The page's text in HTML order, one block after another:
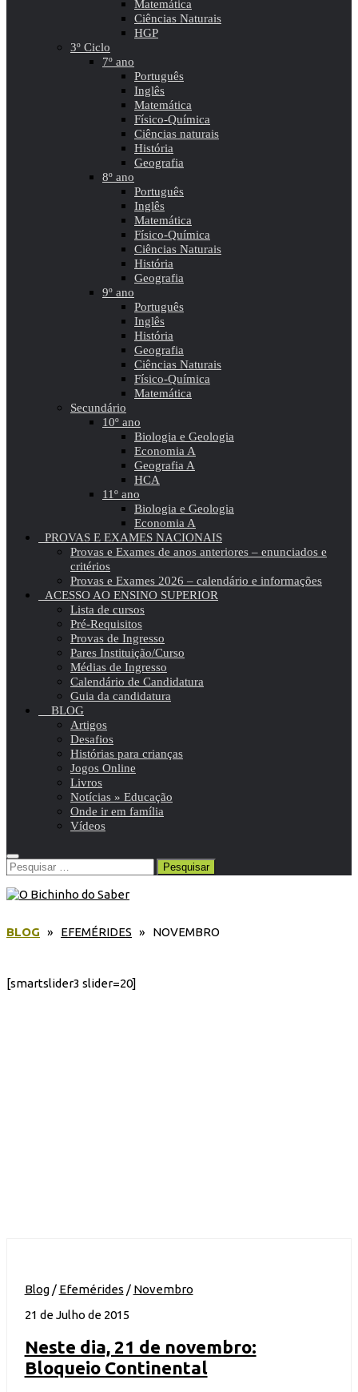
Matemática
Ciências Naturais
HGP
3º Ciclo
7º ano
Português
Inglês
Matemática
Físico-Química
Ciências naturais
História
Geografia
8º ano
Português
Inglês
Matemática
Físico-Química
Ciências Naturais
História
Geografia
9º ano
Português
Inglês
História
Geografia
Ciências Naturais
Físico-Química
Matemática
Secundário
10º ano
Biologia e Geologia
Economia A
Geografia A
HCA
11º ano
Biologia e Geologia
Economia A
PROVAS E EXAMES NACIONAIS
Provas e Exames de anos anteriores – enunciados e
critérios
Provas e Exames 2026 – calendário e informações
ACESSO AO ENSINO SUPERIOR
Lista de cursos
Pré-Requisitos
Provas de Ingresso
Pares Instituição/Curso
Médias de Ingresso
Calendário de Candidatura
Guia da candidatura
BLOG
Artigos
Desafios
Histórias para crianças
Jogos Online
Livros
Notícias » Educação
Onde ir em família
Vídeos
Pesquisar
por:
BLOG » EFEMÉRIDES » NOVEMBRO
[smartslider3 slider=20]
Blog/ Efemérides / Novembro
21 de Julho de 2015
Neste dia, 21 de novembro:
Bloqueio Continental